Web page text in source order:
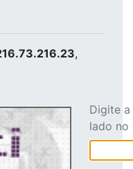
,
Digite
lado no